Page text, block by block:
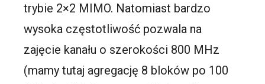
trybie 2×2 MIMO. Natomiast bardzo
wysoka częstotliwość pozwala na
zajęcie kanału o szerokości 800 MHz
(mamy tutaj agregację 8 bloków po 100